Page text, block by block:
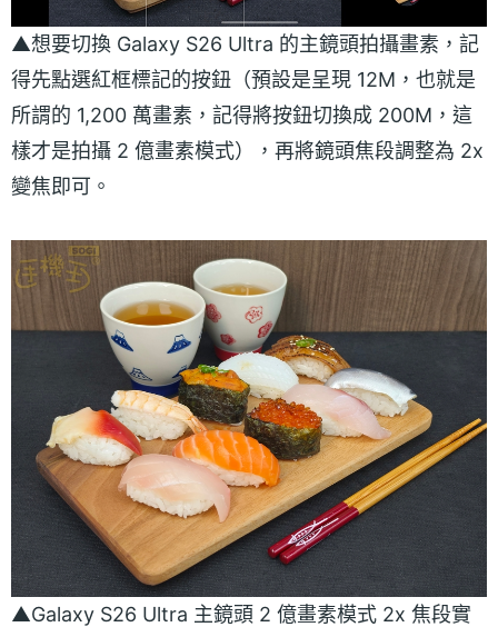
▲想要切換 Galaxy S26 Ultra 的主鏡頭拍攝畫素，記
得先點選紅框標記的按鈕（預設是呈現 12M，也就是
所謂的 1,200 萬畫素，記得將按鈕切換成 200M，這
樣才是拍攝 2 億畫素模式），再將鏡頭焦段調整為 2x
變焦即可。
▲Galaxy S26 Ultra 主鏡頭 2 億畫素模式 2x 焦段實